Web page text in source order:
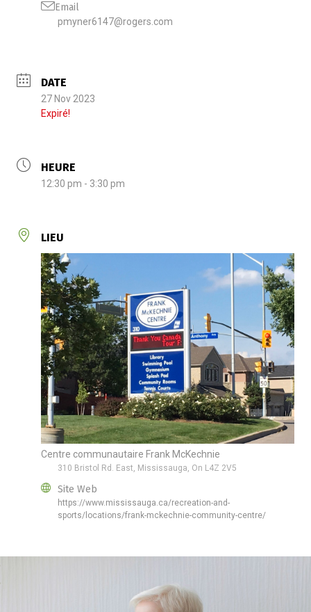
Email
pmyner6147@rogers.com
DATE
27 Nov 2023
Expiré!
HEURE
12:30 pm - 3:30 pm
LIEU
Centre communautaire Frank McKechnie
310 Bristol Rd. East, Mississauga, On L4Z 2V5
Site Web
https://www.mississauga.ca/recreation-and-
sports/locations/frank-mckechnie-community-centre/